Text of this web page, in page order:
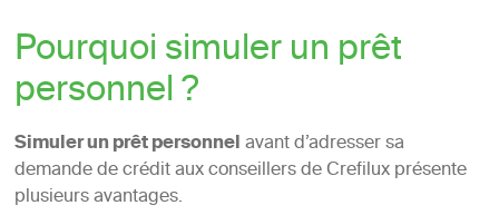
Pourquoi simuler un prêt
personnel ?
Simuler un prêt personnelavant d’adresser sa
demande de crédit aux conseillers de Crefilux présente
plusieurs avantages.